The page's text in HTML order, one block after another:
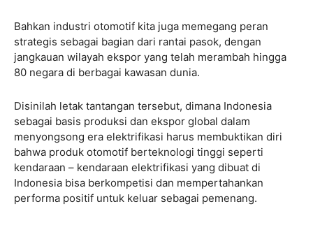
Bahkan industri otomotif kita juga memegang peran
strategis sebagai bagian dari rantai pasok, dengan
jangkauan wilayah ekspor yang telah merambah hingga
80 negara di berbagai kawasan dunia.
Disinilah letak tantangan tersebut, dimana Indonesia
sebagai basis produksi dan ekspor global dalam
menyongsong era elektrifikasi harus membuktikan diri
bahwa produk otomotif berteknologi tinggi seperti
kendaraan – kendaraan elektrifikasi yang dibuat di
Indonesia bisa berkompetisi dan mempertahankan
performa positif untuk keluar sebagai pemenang.